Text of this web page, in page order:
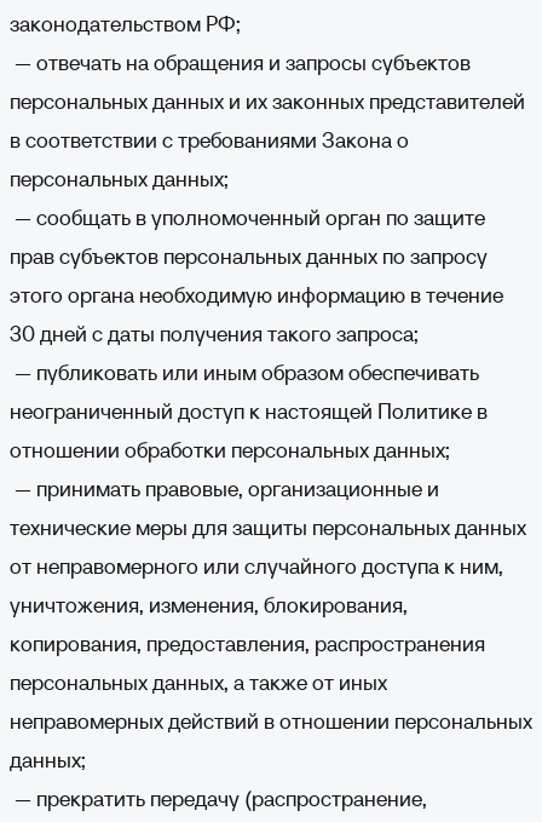
законодательством РФ;
— отвечать на обращения и запросы субъектов
персональных данных и их законных представителей
в соответствии с требованиями Закона о
персональных данных;
— сообщать в уполномоченный орган по защите
прав субъектов персональных данных по запросу
этого органа необходимую информацию в течение
30 дней с даты получения такого запроса;
— публиковать или иным образом обеспечивать
неограниченный доступ к настоящей Политике в
отношении обработки персональных данных;
— принимать правовые, организационные и
технические меры для защиты персональных данных
от неправомерного или случайного доступа к ним,
уничтожения, изменения, блокирования,
копирования, предоставления, распространения
персональных данных, а также от иных
неправомерных действий в отношении персональных
данных;
— прекратить передачу (распространение,